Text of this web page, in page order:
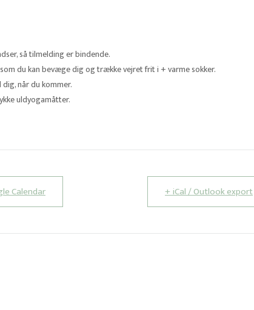
så tilmelding er bindende.
du kan bevæge dig og trække vejret frit i + varme sokker.
når du kommer.
uldyogamåtter.
Calendar + iCal / Outlook export